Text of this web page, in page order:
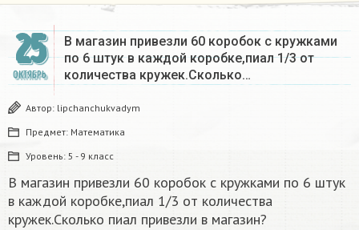
25
ОКТЯБРЬ
В магазин привезли 60 коробок с кружками
по 6 штук в каждой коробке,пиал 1/3 от
количества кружек.Сколько…
Автор: lipchanchukvadym
Предмет: Математика
Уровень: 5 - 9 класс
В магазин привезли 60 коробок с кружками по 6 штук
в каждой коробке,пиал 1/3 от количества
кружек.Сколько пиал привезли в магазин?